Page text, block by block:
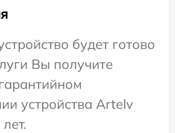
будет готово
Вы получите
устройства Artelv